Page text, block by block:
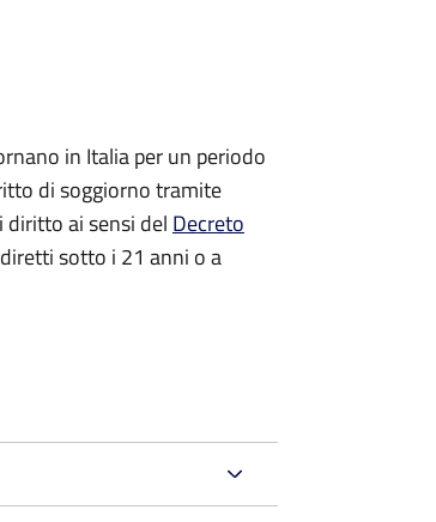
in Italia per un periodo
di soggiorno tramite
diritto ai sensi del Decreto
sotto i 21 anni o a